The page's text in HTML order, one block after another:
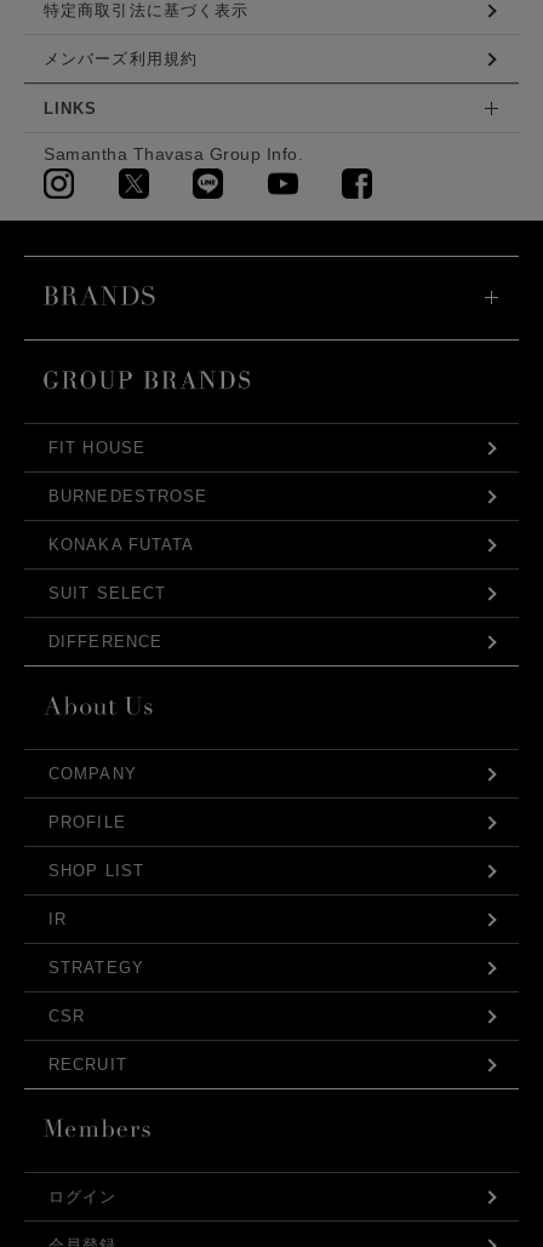
特定商取引法に基づく表示
メンバーズ利用規約
LINKS
Samantha Thavasa Group Info.
FIT HOUSE
BURNEDESTROSE
KONAKA FUTATA
SUIT SELECT
DIFFERENCE
COMPANY
PROFILE
SHOP LIST
IR
STRATEGY
CSR
RECRUIT
ログイン